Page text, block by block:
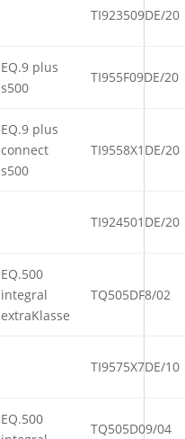
TI923509DE/20
EQ.9 plus
s500
TI955F09DE/20
EQ.9 plus
connect
s500
TI9558X1DE/20
TI924501DE/20
EQ.500
integral
extraKlasse
TQ505DF8/02
TI9575X7DE/10
EQ.500
TQ505D09/04